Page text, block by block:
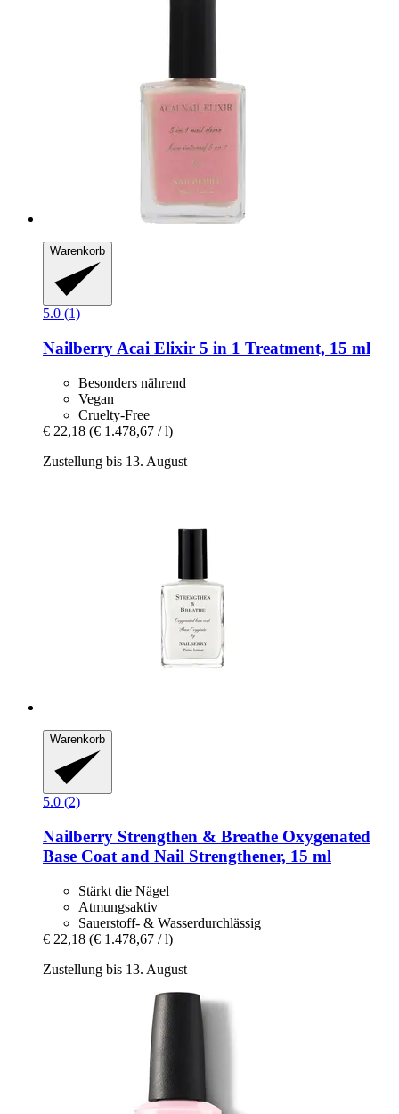
Warenkorb
5.0 (1)
Nailberry Acai Elixir 5 in 1 Treatment, 15 ml
Besonders nährend
Vegan
Cruelty-Free
€ 22,18 (€ 1.478,67 / l)
Zustellung bis 13. August
Warenkorb
5.0 (2)
Nailberry Strengthen & Breathe Oxygenated
Base Coat and Nail Strengthener, 15 ml
Stärkt die Nägel
Atmungsaktiv
Sauerstoff- & Wasserdurchlässig
€ 22,18 (€ 1.478,67 / l)
Zustellung bis 13. August